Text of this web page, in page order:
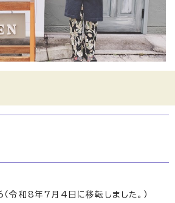
令和8年7月4日に移転しました。）